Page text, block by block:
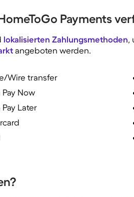
Payments
lokalisierten Zahlungsmethoden,
angeboten werden.
Wire transfer
Pay Now
Pay Later